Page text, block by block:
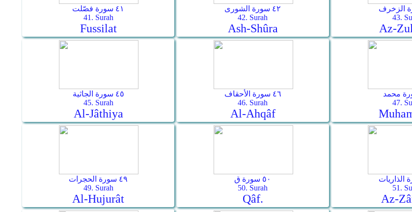
٤١ سورة فصّلت
41. Surah
Fussilat
٤٢ سورة الشورى
42. Surah
Ash-Shûra
43.
Az-
٤٥ سورة الجاثية
45. Surah
Al-Jâthiya
٤٦ سورة الأحقاف
46. Surah
Al-Ahqâf
47.
٤٩ سورة الحجرات
49. Surah
Al-Hujurât
٥٠ سورة ق
50. Surah
Qâf.
51.
Az-